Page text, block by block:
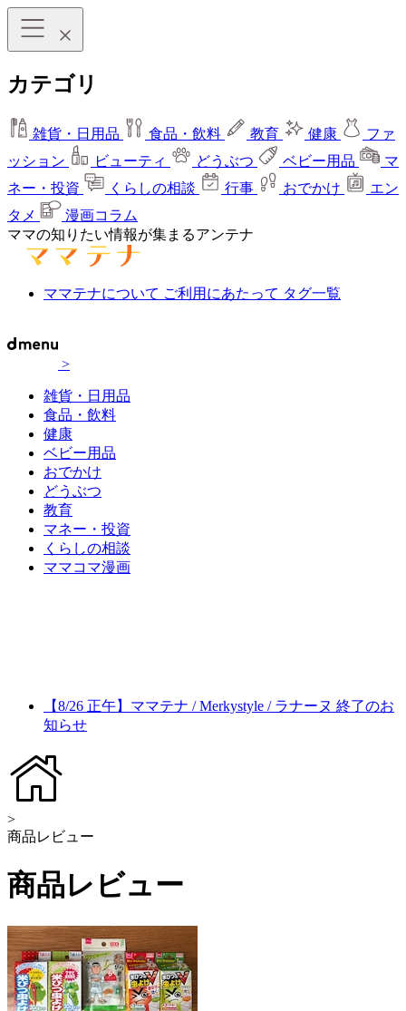
カテゴリ
雑貨・日用品 食品・飲料 教育 健康
ファ
ッション
ビューティ どうぶつ ベビー用品
マ
ネー・投資
くらしの相談 行事 おでかけ
エン
タメ
漫画コラム
ママの知りたい情報が集まるアンテナ
ママテナについて ご利用にあたって タグ一覧
>
雑貨・日用品
食品・飲料
健康
ベビー用品
おでかけ
どうぶつ
教育
マネー・投資
くらしの相談
ママコマ漫画
【8/26 正午】ママテナ / Merkystyle / ラナーヌ 終了のお
知らせ
>
商品レビュー
商品レビュー